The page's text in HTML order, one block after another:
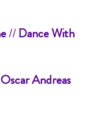
//Dance With
Andreas